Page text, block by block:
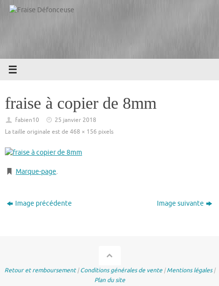
Passer
fraise à copier de 8mm
fabien10
25 janvier 2018
La taille originale est de 468 × 156 pixels
Marque-page.
Image précédente Image suivante
Retour et remboursement|Conditions générales de vente|Mentions légales|
Plan du site